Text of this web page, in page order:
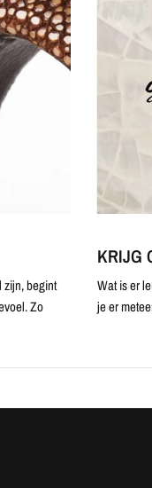
zijn, begint
Zo
KRIJG
Wat is er
je er